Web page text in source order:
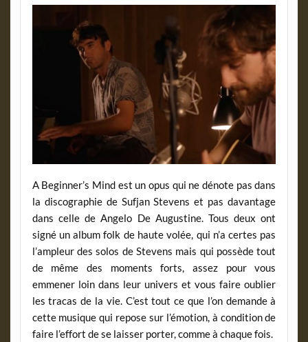
A Beginner’s Mind est un opus qui ne dénote pas dans
la discographie de Sufjan Stevens et pas davantage
dans celle de Angelo De Augustine. Tous deux ont
signé un album folk de haute volée, qui n’a certes pas
l’ampleur des solos de Stevens mais qui possède tout
de même des moments forts, assez pour vous
emmener loin dans leur univers et vous faire oublier
les tracas de la vie. C’est tout ce que l’on demande à
cette musique qui repose sur l’émotion, à condition de
faire l’effort de se laisser porter, comme à chaque fois.